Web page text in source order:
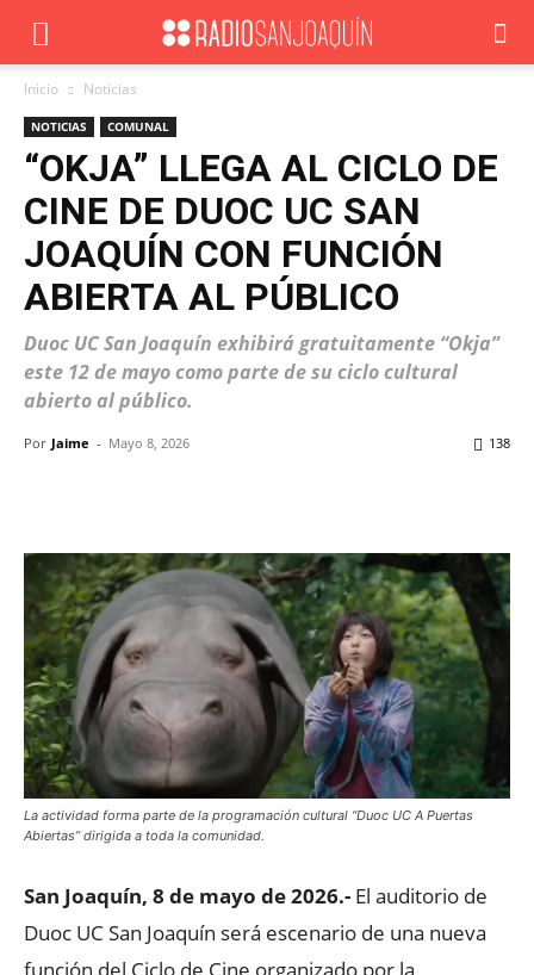
Inicio Noticias
NOTICIAS COMUNAL
“OKJA” LLEGA AL CICLO DE
CINE DE DUOC UC SAN
JOAQUÍN CON FUNCIÓN
ABIERTA AL PÚBLICO
Duoc UC San Joaquín exhibirá gratuitamente “Okja”
este 12 de mayo como parte de su ciclo cultural
abierto al público.
Por Jaime - Mayo 8, 2026 138
La actividad forma parte de la programación cultural “Duoc UC A Puertas
Abiertas” dirigida a toda la comunidad.
San Joaquín, 8 de mayo de 2026.- El auditorio de
Duoc UC San Joaquín será escenario de una nueva